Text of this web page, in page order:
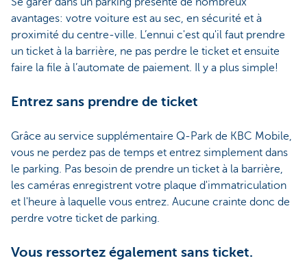
avantages: votre voiture est au sec, en sécurité et à
proximité du centre-ville. L’ennui c'est qu'il faut prendre
un ticket à la barrière, ne pas perdre le ticket et ensuite
faire la file à l’automate de paiement. Il y a plus simple!
Entrez sans prendre de ticket
Grâce au service supplémentaire Q-Park de KBC Mobile,
vous ne perdez pas de temps et entrez simplement dans
le parking. Pas besoin de prendre un ticket à la barrière,
les caméras enregistrent votre plaque d'immatriculation
et l'heure à laquelle vous entrez. Aucune crainte donc de
perdre votre ticket de parking.
Vous ressortez également sans ticket.